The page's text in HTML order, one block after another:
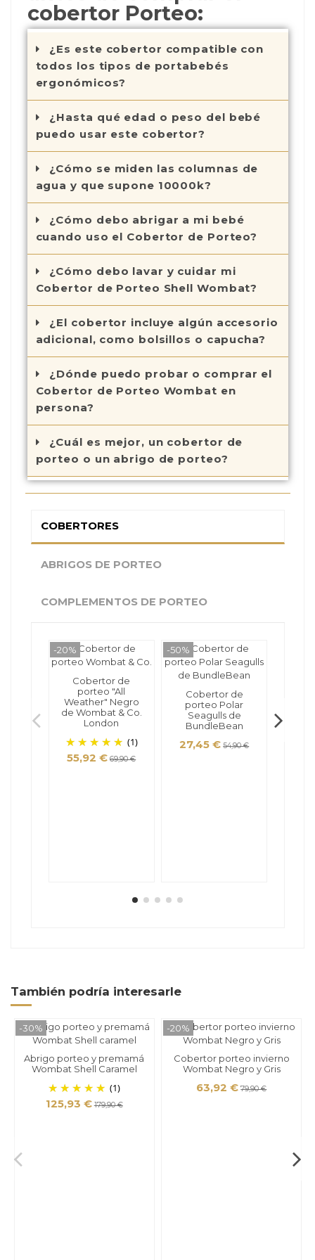
cobertor Porteo:
¿Es este cobertor compatible con
todos los tipos de portabebés
ergonómicos?
¿Hasta qué edad o peso del bebé
puedo usar este cobertor?
¿Cómo se miden las columnas de
agua y que supone 10000k?
¿Cómo debo abrigar a mi bebé
cuando uso el Cobertor de Porteo?
¿Cómo debo lavar y cuidar mi
Cobertor de Porteo Shell Wombat?
¿El cobertor incluye algún accesorio
adicional, como bolsillos o capucha?
¿Dónde puedo probar o comprar el
Cobertor de Porteo Wombat en
persona?
¿Cuál es mejor, un cobertor de
porteo o un abrigo de porteo?
COBERTORES
ABRIGOS DE PORTEO
COMPLEMENTOS DE PORTEO
-20%
Cobertor de
porteo "All
Weather" Negro
de Wombat & Co.
London
(1)
55,92 € 69,90 €
-50%
Cobertor de
porteo Polar
Seagulls de
BundleBean
27,45 € 54,90 €
También podría interesarle
-30%
Abrigo porteo y premamá
Wombat Shell Caramel
(1)
125,93 € 179,90 €
-20%
Cobertor porteo invierno
Wombat Negro y Gris
63,92 € 79,90 €